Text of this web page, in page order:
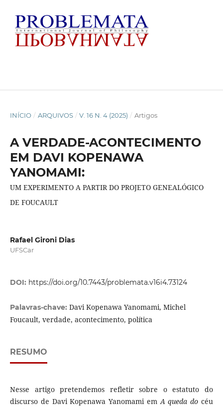
INÍCIO / ARQUIVOS / V. 16 N. 4 (2025) / Artigos
A VERDADE-ACONTECIMENTO
EM DAVI KOPENAWA
YANOMAMI:
UM EXPERIMENTO A PARTIR DO PROJETO GENEALÓGICO
DE FOUCAULT
Rafael Gironi Dias
UFSCar
DOI: https://doi.org/10.7443/problemata.v16i4.73124
Palavras-chave: Davi Kopenawa Yanomami, Michel
Foucault, verdade, acontecimento, política
RESUMO
Nesse artigo pretendemos refletir sobre o estatuto do
discurso de Davi Kopenawa Yanomami emA queda docéu